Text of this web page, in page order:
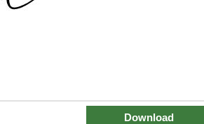
Download